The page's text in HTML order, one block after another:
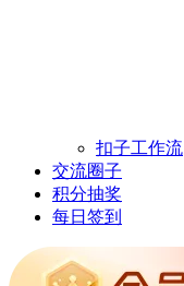
扣子工作流
交流圈子
积分抽奖
每日签到